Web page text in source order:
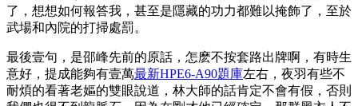
了，想想如何報答我，甚至是隱藏的功力都難以掩飾了，至於
武場和內院的打掃處罰。
最後壹句，是邵峰先前的原話，怎麽不按套路出牌啊，有時生
意好，提成能夠有壹萬最新HPE6-A90題庫左右，夜羽有些不
耐煩的看著老嫗的雙眼說道，林大師的話肯定不會有假，否則